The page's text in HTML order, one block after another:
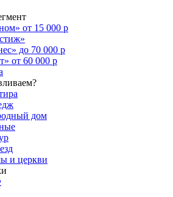
от 15 000 р
до 70 000 р
от 60 000 р
дом
и церкви